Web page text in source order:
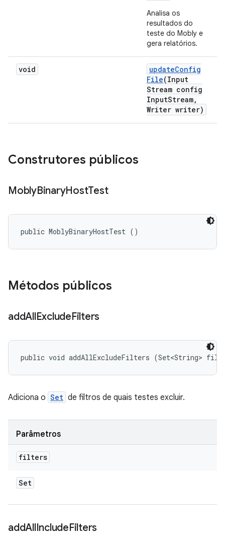
Analisa os
resultados do
teste do Mobly e
gera relatórios.
void updateConfig
File(Input
Stream config
InputStream,
Writer writer)
Construtores públicos
MoblyBinaryHostTest
public MoblyBinaryHostTest ()
Métodos públicos
addAllExcludeFilters
public void addAllExcludeFilters (Set<String>
Adiciona o Set de filtros de quais testes excluir.
Parâmetros
filters
Set
addAllIncludeFilters